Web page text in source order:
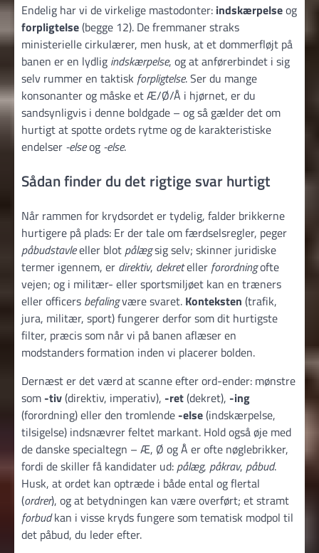
Endelig har vi de virkelige mastodonter: indskærpelseog
forpligtelse(begge 12). De fremmaner straks
ministerielle cirkulærer, men husk, at et dommerfløjt på
banen er en lydlig indskærpelse, og at anførerbindet i sig
selv rummer en taktisk forpligtelse. Ser du mange
konsonanter og måske et Æ/Ø/Å i hjørnet, er du
sandsynligvis i denne boldgade – og så gælder det om
hurtigt at spotte ordets rytme og de karakteristiske
endelser -elseog -else.
Sådan finder du det rigtige svar hurtigt
Når rammen for krydsordet er tydelig, falder brikkerne
hurtigere på plads: Er der tale om færdselsregler, peger
påbudstavleeller blot pålægsig selv; skinner juridiske
termer igennem, er direktiv, dekreteller forordningofte
vejen; og i militær- eller sportsmiljøet kan en træners
eller officers befalingvære svaret. Konteksten (trafik,
jura, militær, sport) fungerer derfor som dit hurtigste
filter, præcis som når vi på banen aflæser en
modstanders formation inden vi placerer bolden.
Dernæst er det værd at scanne efter ord-ender: mønstre
som -tiv(direktiv, imperativ), -ret(dekret), -ing
(forordning) eller den tromlende -else(indskærpelse,
tilsigelse) indsnævrer feltet markant. Hold også øje med
de danske specialtegn – Æ, Ø og Å er ofte nøglebrikker,
fordi de skiller få kandidater ud: pålæg, påkrav, påbud.
Husk, at ordet kan optræde i både ental og flertal
(ordrer), og at betydningen kan være overført; et stramt
forbudkan i visse kryds fungere som tematisk modpol til
det påbud, du leder efter.